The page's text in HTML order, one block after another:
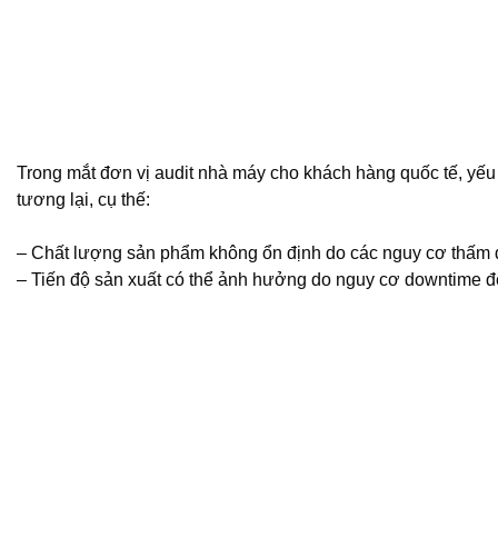
Trong mắt đơn vị audit nhà máy cho khách hàng quốc tế,
tương lại, cụ thế:
– Chất lượng sản phẩm không ổn định do các nguy cơ
– Tiến độ sản xuất có thể ảnh hưởng do nguy cơ downtime